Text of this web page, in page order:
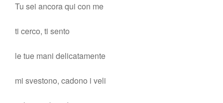
Tu sei ancora qui con me
ti cerco, ti sento
le tue mani delicatamente
mi svestono, cadono i veli